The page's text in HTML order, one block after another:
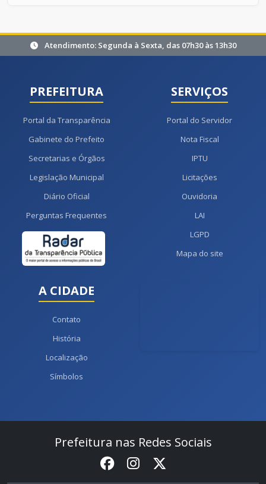
Atendimento: Segunda à Sexta, das 07h30 às 13h30
PREFEITURA
Portal da Transparência
Gabinete do Prefeito
Secretarias e Órgãos
Legislação Municipal
Diário Oficial
Perguntas Frequentes
SERVIÇOS
Portal do Servidor
Nota Fiscal
IPTU
Licitações
Ouvidoria
LAI
LGPD
Mapa do site
A CIDADE
Contato
História
Localização
Símbolos
Prefeitura nas Redes Sociais